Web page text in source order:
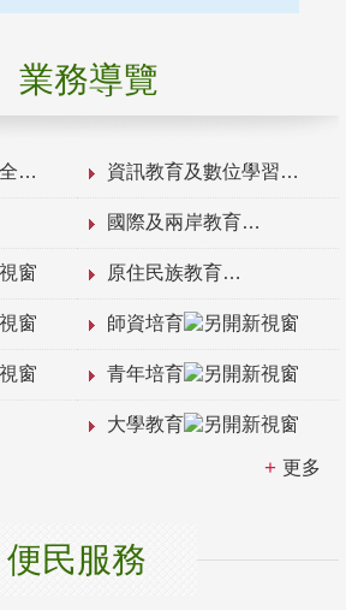
業務導覽
資訊教育及數位學習
國際及兩岸教育
原住民族教育
師資培育
青年培育
大學教育
更多
便民服務